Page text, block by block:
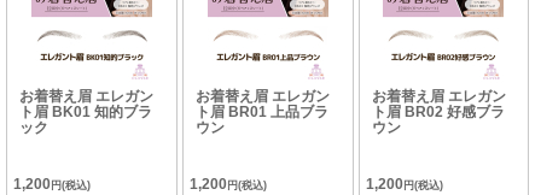
お着替え眉 エレガン
ト眉 BK01 知的ブラ
ック
1,200 円(税込)
お着替え眉 エレガン
ト眉 BR01 上品ブラ
ウン
1,200円(税込)
お着替え眉 エレガン
ト眉 BR02 好感ブラ
ウン
1,200円(税込)